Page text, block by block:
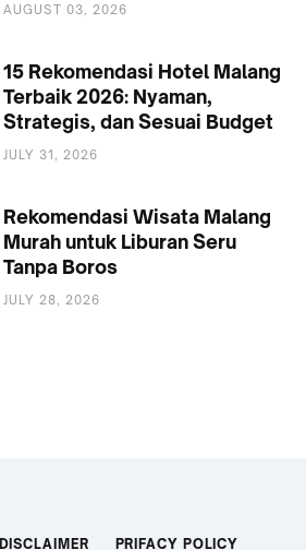
AUGUST 03, 2026
15 Rekomendasi Hotel Malang
Terbaik 2026: Nyaman,
Strategis, dan Sesuai Budget
JULY 31, 2026
Rekomendasi Wisata Malang
Murah untuk Liburan Seru
Tanpa Boros
JULY 28, 2026
DISCLAIMER PRIFACY POLICY